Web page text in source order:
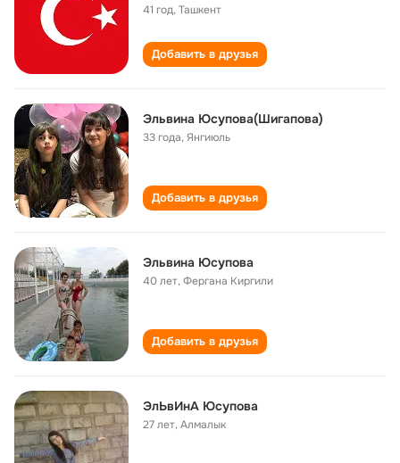
41 год,Ташкент
Добавить в друзья
Эльвина Юсупова(Шигапова)
33 года,Янгиюль
Добавить в друзья
Эльвина Юсупова
40 лет,Фергана Киргили
Добавить в друзья
ЭлЬвИнА Юсупова
27 лет,Алмалык